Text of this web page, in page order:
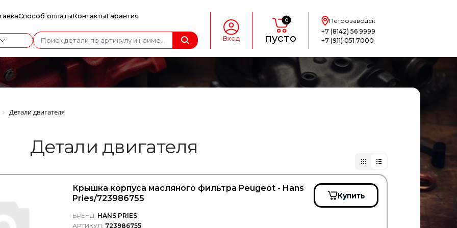
Способ оплатыКонтактыГарантия
Вход
0
пусто
Петрозаводск
+7 (8142) 56 9999
+7 (911) 051 7000
Детали двигателя
Детали двигателя
Крышка корпуса масляного фильтра Peugeot - Hans
Pries/723986755
БРЕНД: HANS PRIES
АРТИКУЛ: 723986755
Купить